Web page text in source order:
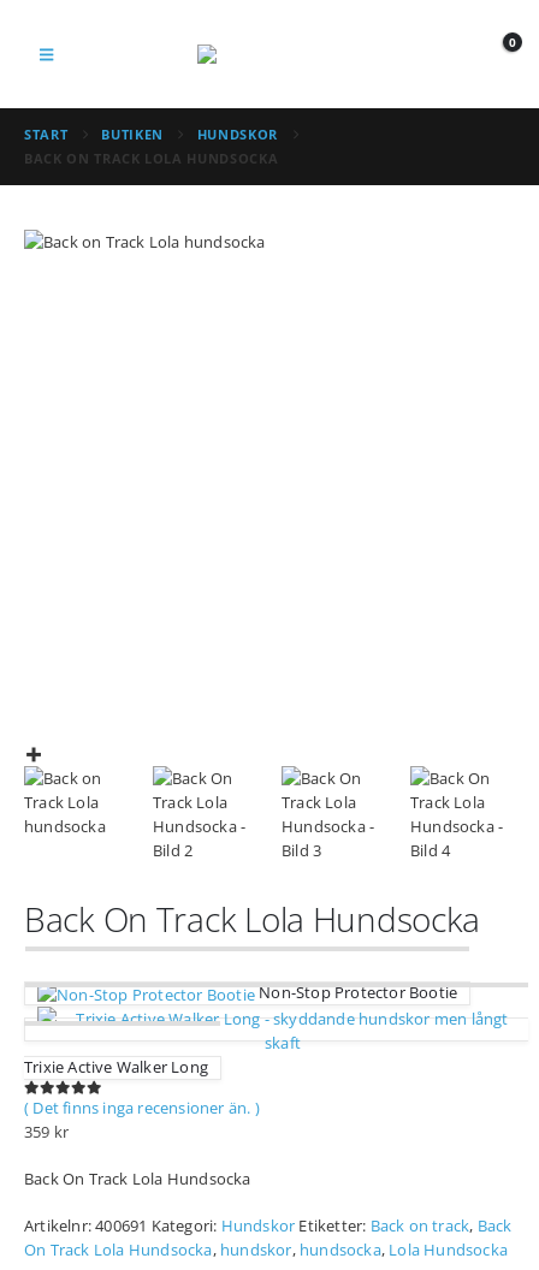
0
START BUTIKEN
HUNDSKOR
BACK ON TRACK LOLA HUNDSOCKA
Back On Track Lola Hundsocka
Non-Stop Protector Bootie
Trixie Active Walker Long
0 out of 5
( Det finns inga recensioner än. )
359 kr
Back On Track Lola Hundsocka
Artikelnr:400691 Kategori: Hundskor Etiketter: Back on track, Back
On Track Lola Hundsocka, hundskor, hundsocka, Lola Hundsocka